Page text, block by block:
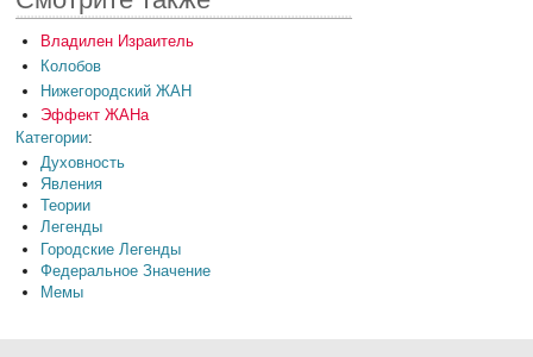
Владилен Израитель
Колобов
Нижегородский ЖАН
Эффект ЖАНа
Категории:
Духовность
Явления
Теории
Легенды
Городские Легенды
Федеральное Значение
Мемы